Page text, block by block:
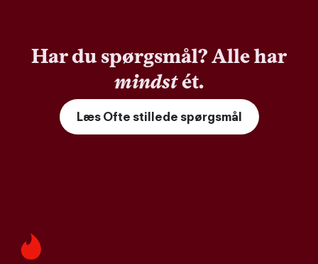
Har du spørgsmål? Alle har
mindstét.
Læs Ofte stillede spørgsmål